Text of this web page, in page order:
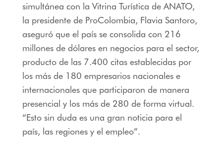
simultánea con la Vitrina Turística de ANATO,
la presidente de ProColombia, Flavia Santoro,
aseguró que el país se consolida con 216
millones de dólares en negocios para el sector,
producto de las 7.400 citas establecidas por
los más de 180 empresarios nacionales e
internacionales que participaron de manera
presencial y los más de 280 de forma virtual.
“Esto sin duda es una gran noticia para el
país, las regiones y el empleo”.